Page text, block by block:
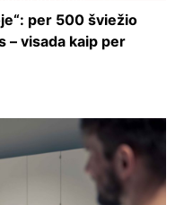
per 500 šviežio
– visada kaip per